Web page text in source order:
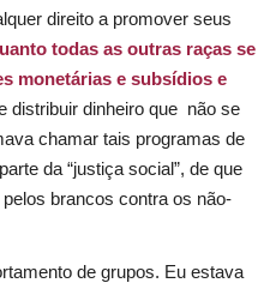
direito a promover seus
todas as outras raças se
monetárias e subsídios e
distribuir dinheiro que não se
chamar tais programas de
da “justiça social”, de que
brancos contra os não-
de grupos. Eu estava